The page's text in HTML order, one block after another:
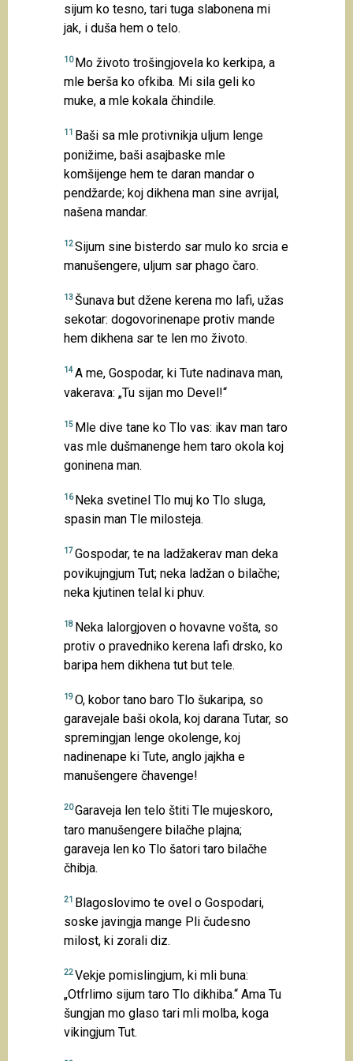
sijum ko tesno, tari tuga slabonena mi
jak, i duša hem o telo.
10 Mo životo trošingjovela ko kerkipa, a
mle berša ko ofkiba. Mi sila geli ko
muke, a mle kokala čhindile.
11
Baši sa mle protivnikja uljum lenge
ponižime, baši asajbaske mle
komšijenge hem te daran mandar o
pendžarde; koj dikhena man sine avrijal,
našena mandar.
12Sijum sine bisterdo sar mulo ko srcia e
manušengere, uljum sar phago čaro.
13Šunava but džene kerena mo lafi, užas
sekotar: dogovorinenape protiv mande
hem dikhena sar te len mo životo.
14A me, Gospodar, ki Tute nadinava man,
vakerava: „Tu sijan mo Devel!“
15 Mle dive tane ko Tlo vas: ikav man taro
vas mle dušmanenge hem taro okola koj
goninena man.
16 Neka svetinel Tlo muj ko Tlo sluga,
spasin man Tle milosteja.
17Gospodar, te na ladžakerav man deka
povikujngjum Tut; neka ladžan o bilačhe;
neka kjutinen telal ki phuv.
18 Neka lalorgjoven o hovavne vošta, so
protiv o pravedniko kerena lafi drsko, ko
baripa hem dikhena tut but tele.
19O, kobor tano baro Tlo šukaripa, so
garavejale baši okola, koj darana Tutar, so
spremingjan lenge okolenge, koj
nadinenape ki Tute, anglo jajkha e
manušengere čhavenge!
20Garaveja len telo štiti Tle mujeskoro,
taro manušengere bilačhe plajna;
garaveja len ko Tlo šatori taro bilačhe
čhibja.
21 Blagoslovimo te ovel o Gospodari,
soske javingja mange Pli čudesno
milost, ki zorali diz.
22Vekje pomislingjum, ki mli buna:
„Otfrlimo sijum taro Tlo dikhiba.“ Ama Tu
šungjan mo glaso tari mli molba, koga
vikingjum Tut.